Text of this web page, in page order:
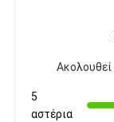
5
αστέρια